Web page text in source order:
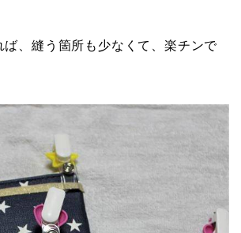
ば、縫う箇所も少なくて、楽チンで